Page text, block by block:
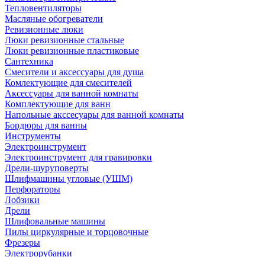
Тепловентиляторы
Масляные обогреватели
Ревизионные люки
Люки ревизионные стальные
Люки ревизионные пластиковые
Сантехника
Смесители и аксессуары для душа
Комлектующие для смесителей
Аксессуары для ванной комнаты
Комплектующие для ванн
Напольные акссесуары для ванной комнаты
Бордюры для ванны
Инструменты
Электроинструмент
Электроинструмент для гравировки
Дрели-шуруповерты
Шлифмашины угловые (УШМ)
Перфораторы
Лобзики
Дрели
Шлифовальные машины
Пилы циркулярные и торцовочные
Фрезеры
Электрорубанки